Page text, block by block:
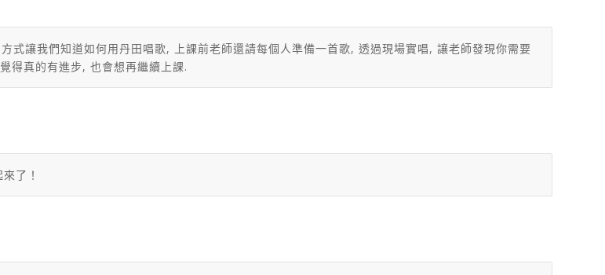
式讓我們知道如何用丹田唱歌, 上課前老師還請每個人準備一首歌, 透過現場實唱, 讓老師發現你需要
得真的有進步, 也會想再繼續上課.
了！